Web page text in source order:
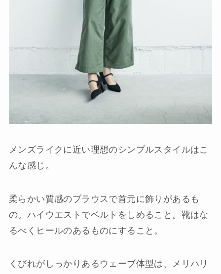
メンズライクに近い理想のシンプルスタイルはこ
んな感じ。
柔らかい質感のブラウスで首元に飾りがあるも
の。ハイウエストでベルトをしめること。靴はな
るべくヒールのあるものにすること。
くびれがしっかりあるウェーブ体型は、メリハリ